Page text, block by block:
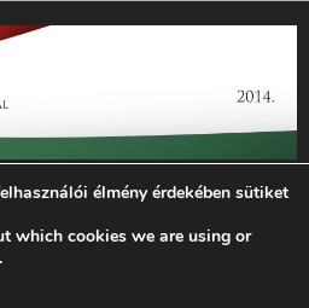
hetilap 2014. évi működésének
14-P-0121 sz. támogatási
000 Ft összegben támogatta az
Minisztériuma.”
élmény érdekében sütiket
which cookies we are using or
.